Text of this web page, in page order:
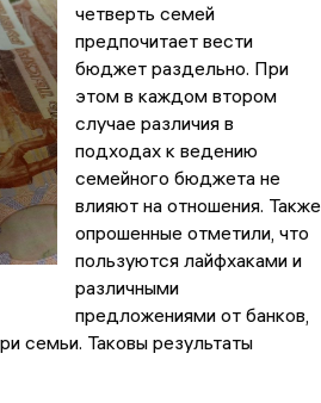
четверть семей
предпочитает вести
бюджет раздельно. При
этом в каждом втором
случае различия в
подходах к ведению
семейного бюджета не
влияют на отношения. Также
опрошенные отметили, что
пользуются лайфхаками и
различными
предложениями от банков,
семьи. Таковы результаты